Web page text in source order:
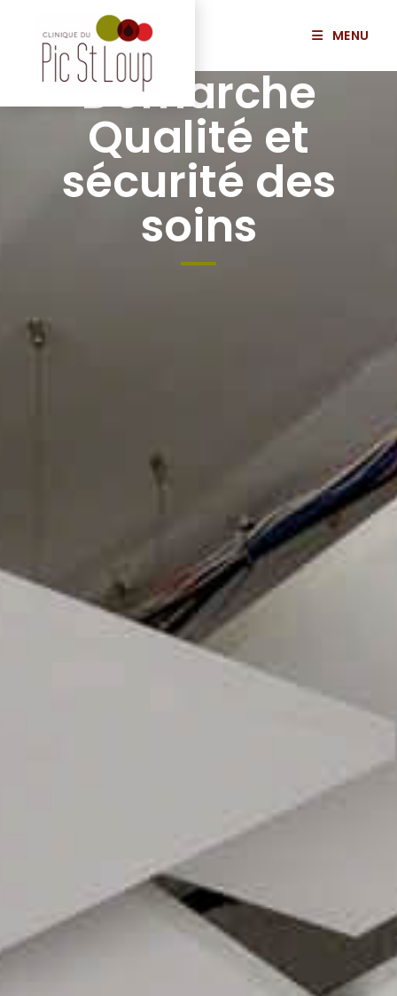
MENU
Démarche
Qualité et
sécurité des
soins